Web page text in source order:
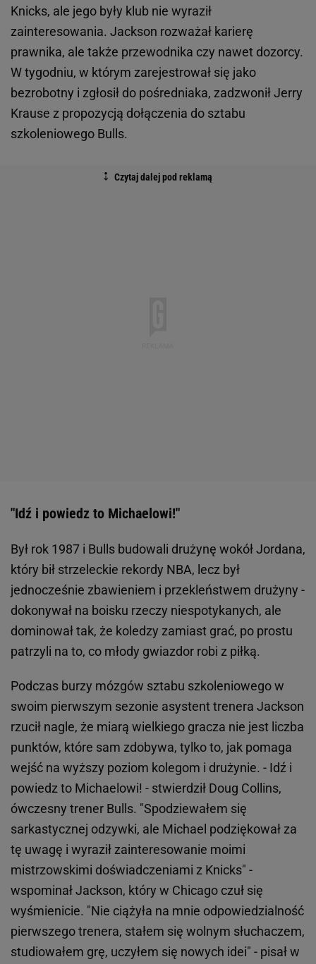
Knicks, ale jego były klub nie wyraził
zainteresowania. Jackson rozważał karierę
prawnika, ale także przewodnika czy nawet dozorcy.
W tygodniu, w którym zarejestrował się jako
bezrobotny i zgłosił do pośredniaka, zadzwonił Jerry
Krause z propozycją dołączenia do sztabu
szkoleniowego Bulls.
"Idź i powiedz to Michaelowi!"
Był rok 1987 i Bulls budowali drużynę wokół Jordana,
który bił strzeleckie rekordy NBA, lecz był
jednocześnie zbawieniem i przekleństwem drużyny -
dokonywał na boisku rzeczy niespotykanych, ale
dominował tak, że koledzy zamiast grać, po prostu
patrzyli na to, co młody gwiazdor robi z piłką.
Podczas burzy mózgów sztabu szkoleniowego w
swoim pierwszym sezonie asystent trenera Jackson
rzucił nagle, że miarą wielkiego gracza nie jest liczba
punktów, które sam zdobywa, tylko to, jak pomaga
wejść na wyższy poziom kolegom i drużynie. - Idź i
powiedz to Michaelowi! - stwierdził Doug Collins,
ówczesny trener Bulls. "Spodziewałem się
sarkastycznej odzywki, ale Michael podziękował za
tę uwagę i wyraził zainteresowanie moimi
mistrzowskimi doświadczeniami z Knicks" -
wspominał Jackson, który w Chicago czuł się
wyśmienicie. "Nie ciążyła na mnie odpowiedzialność
pierwszego trenera, stałem się wolnym słuchaczem,
studiowałem grę, uczyłem się nowych idei" - pisał w